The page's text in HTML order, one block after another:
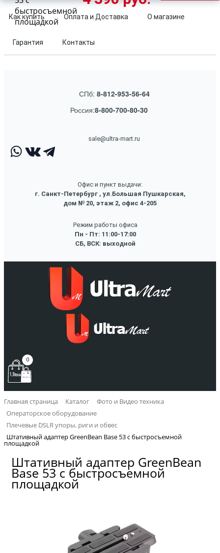
Как купить Оплата и Доставка О магазине
Гарантия Контакты
СПб: 8-812-953-56-64
Россия:8-800-700-80-30
sale@ultra-mart.ru
Офис и пункт выдачи:
г. Санкт-Петербург , ул.Большая Пушкарская,
дом № 20, этаж 2, офис 4-205
Режим работы офиса
Пн - Пт: 11:00-17:00
СБ, ВСК: выходной
0
Главная страница Каталог
Фото и Видео техника
Операторское оборудование
Плечевые DSLR упоры, риги и обвес
Штативный адаптер GreenBean Base 53 с быстросъемной
площадкой
Штативный адаптер GreenBean
Base 53 с быстросъемной
площадкой
быстросъемной
площадкой